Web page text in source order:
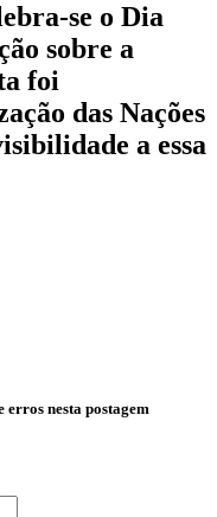
se o Dia
sobre a
foi
das Nações
a essa
erros nesta postagem